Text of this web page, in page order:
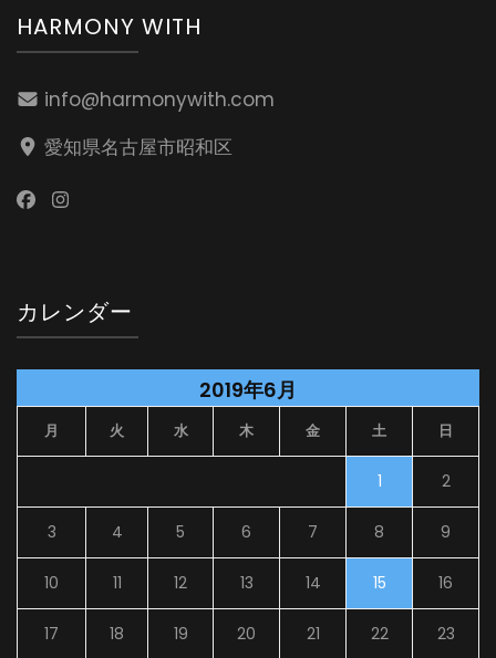
HARMONY WITH
info@harmonywith.com
愛知県名古屋市昭和区
カレンダー
2019年6月
月 火 水 木 金 土 日
1 2
3 4 5 6 7 8 9
10 11 12 13 14 15 16
17 18 19 20 21 22 23